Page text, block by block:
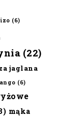
(6)
(22)
jaglana
(6)
mąka